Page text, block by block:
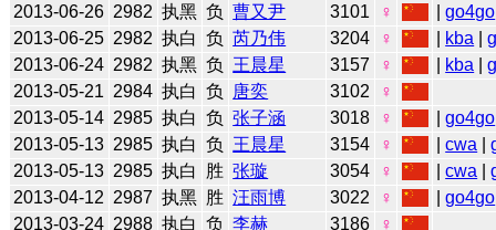
2013-06-26 2982 执黑 负 曹又尹 3101 ♀ |go4go
2013-06-25 2982 执白 负 芮乃伟 3204 ♀ kba |
2013-06-24 2982 执黑 负 王晨星 3157 ♀ kba |
2013-05-21 2984 执白 负 唐奕 3102
♀
2013-05-14 2985 执白 负 张子涵 3018 ♀ |go4go
2013-05-13 2985 执白 负 王晨星 3154 ♀ |cwa |
2013-05-13 2985 执白 胜 张璇 3054 ♀ |cwa |
2013-04-12 2987 执黑 胜 汪雨博 3022 ♀ |go4go
2013-03-24 2988 执白 负 李赫 3186 ♀